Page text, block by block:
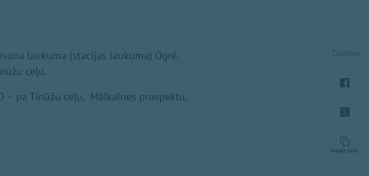
laukuma (stacijas laukuma) Ogrē,
ceļu.
– pa Tīnūžu ceļu, Mālkalnes prospektu,
Dalīties
Kopēt saiti